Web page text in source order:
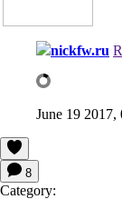
nickfw.ru
June 19 2017,
8
Category: